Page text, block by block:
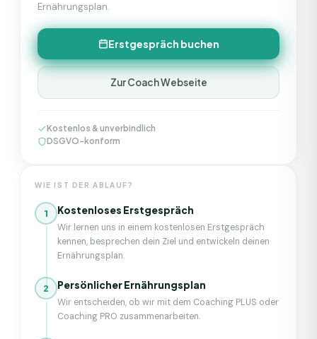
Ernährungsplan.
Erstgespräch buchen
Zur Coach Webseite
Kostenlos & unverbindlich
DSGVO-konform
WIE IST DER ABLAUF?
1 Kostenloses Erstgespräch
Wir lernen uns in einem kostenlosen Erstgespräch
kennen, besprechen dein Ziel und entwickeln deinen
Ernährungsplan.
2 Persönlicher Ernährungsplan
Wir entscheiden, ob wir mit dem Coaching PLUS oder
Coaching PRO zusammenarbeiten.